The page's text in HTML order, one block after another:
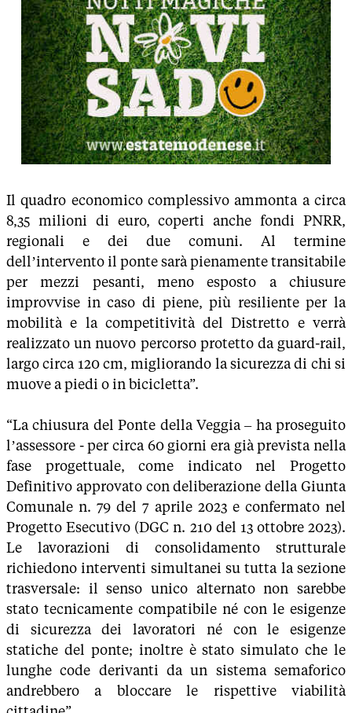
Il quadro economico complessivo ammonta a circa
8,35 milioni di euro, coperti anche fondi PNRR,
regionali e dei due comuni. Al termine
dell’intervento il ponte sarà pienamente transitabile
per mezzi pesanti, meno esposto a chiusure
improvvise in caso di piene, più resiliente per la
mobilità e la competitività del Distretto e verrà
realizzato un nuovo percorso protetto da guard-rail,
largo circa 120 cm, migliorando la sicurezza di chi si
muove a piedi o in bicicletta”.
“La chiusura del Ponte della Veggia – ha proseguito
l’assessore - per circa 60 giorni era già prevista nella
fase progettuale, come indicato nel Progetto
Definitivo approvato con deliberazione della Giunta
Comunale n. 79 del 7 aprile 2023 e confermato nel
Progetto Esecutivo (DGC n. 210 del 13 ottobre 2023).
Le lavorazioni di consolidamento strutturale
richiedono interventi simultanei su tutta la sezione
trasversale: il senso unico alternato non sarebbe
stato tecnicamente compatibile né con le esigenze
di sicurezza dei lavoratori né con le esigenze
statiche del ponte; inoltre è stato simulato che le
lunghe code derivanti da un sistema semaforico
andrebbero a bloccare le rispettive viabilità